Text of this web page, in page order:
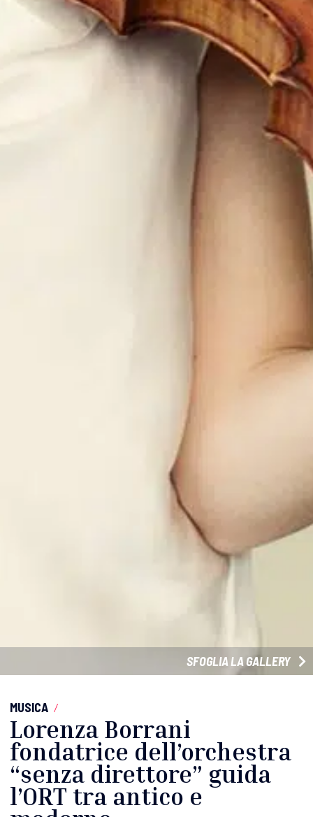
SFOGLIA LA GALLERY
MUSICA /
Lorenza Borrani
fondatrice dell’orchestra
“senza direttore” guida
l’ORT tra antico e